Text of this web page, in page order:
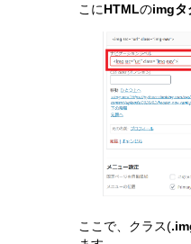
こにHTMLのimgタ
ここで、クラス(